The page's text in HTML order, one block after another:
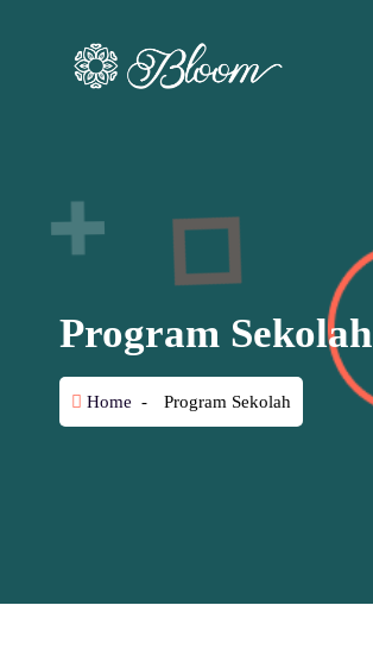
Program Sekolah
Home - Program Sekolah